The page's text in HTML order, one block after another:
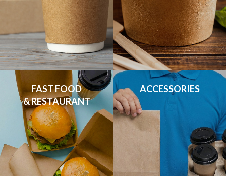
FAST FOOD
& RESTAURANT
ACCESSORIES